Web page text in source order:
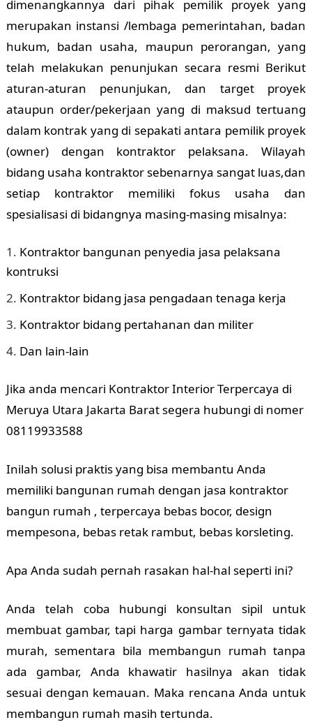
dimenangkannya dari pihak pemilik proyek yang
merupakan instansi /lembaga pemerintahan, badan
hukum, badan usaha, maupun perorangan, yang
telah melakukan penunjukan secara resmi Berikut
aturan-aturan penunjukan, dan target proyek
ataupun order/pekerjaan yang di maksud tertuang
dalam kontrak yang di sepakati antara pemilik proyek
(owner) dengan kontraktor pelaksana. Wilayah
bidang usaha kontraktor sebenarnya sangat luas,dan
setiap kontraktor memiliki fokus usaha dan
spesialisasi di bidangnya masing-masing misalnya:
Kontraktor bangunan penyedia jasa pelaksana
kontruksi
Kontraktor bidang jasa pengadaan tenaga kerja
Kontraktor bidang pertahanan dan militer
Dan lain-lain
Jika anda mencari Kontraktor Interior Terpercaya di
Meruya Utara Jakarta Barat segera hubungi di nomer
08119933588
Inilah solusi praktis yang bisa membantu Anda
memiliki bangunan rumah dengan jasa kontraktor
bangun rumah , terpercaya bebas bocor, design
mempesona, bebas retak rambut, bebas korsleting.
Apa Anda sudah pernah rasakan hal-hal seperti ini?
Anda telah coba hubungi konsultan sipil untuk
membuat gambar, tapi harga gambar ternyata tidak
murah, sementara bila membangun rumah tanpa
ada gambar, Anda khawatir hasilnya akan tidak
sesuai dengan kemauan. Maka rencana Anda untuk
membangun rumah masih tertunda.